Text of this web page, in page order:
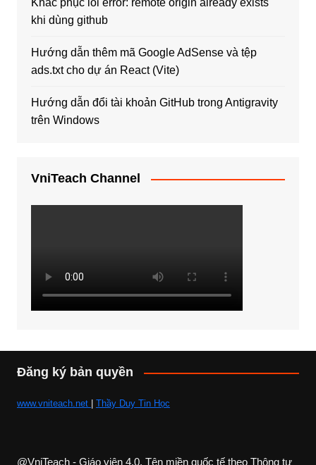
Khắc phục lỗi error: remote origin already exists
khi dùng github
Hướng dẫn thêm mã Google AdSense và tệp
ads.txt cho dự án React (Vite)
Hướng dẫn đổi tài khoản GitHub trong Antigravity
trên Windows
VniTeach Channel
Đăng ký bản quyền
www.vniteach.net Thầy Duy Tin Học
@VniTeach - Giáo viên 4.0, Tên miền quốc tế theo Thông tư